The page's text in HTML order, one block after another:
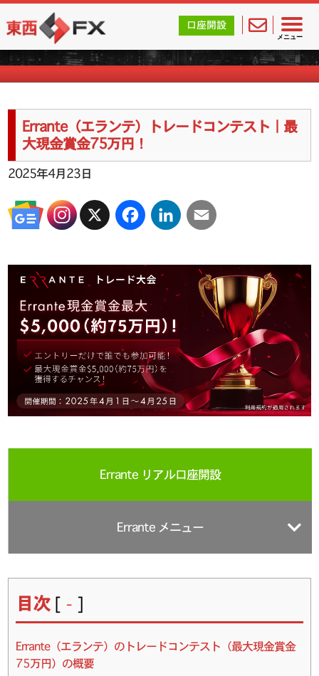
メニュー
東西FX｜海外FX会社（ブローカー）の無料口座開設サポ
口座開設
海外FXのキャンペーン情報
Errante（エランテ）トレードコンテスト｜最
大現金賞金75万円！
2025年4月23日
Errante リアル口座開設
Errante メニュー
目次 [ - ]
Errante（エランテ）のトレードコンテスト（最大現金賞金
75万円）の概要